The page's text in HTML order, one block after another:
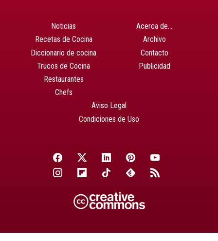
Noticias
Recetas de Cocina
Diccionario de cocina
Trucos de Cocina
Restaurantes
Chefs
Acerca de…
Archivo
Contacto
Publicidad
Aviso Legal
Condiciones de Uso